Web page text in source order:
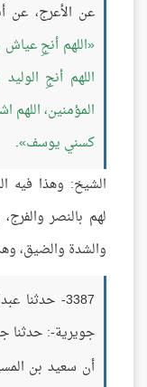
عن الأعرج، عن
اللهم أنجِ
اللهم أنجِ
المؤمنين،
كسني يوسف .
الشيخ: وهذا فيه
لهم بالنصر
والشدة والضيق،
3387-
جويرية-: حدثنا
أن سعيد بن